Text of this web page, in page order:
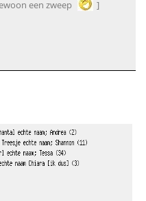
een zweep ]